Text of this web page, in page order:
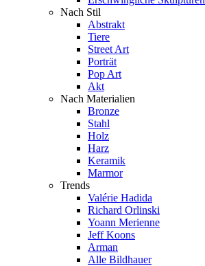
Nach Stil
Abstrakt
Tiere
Street Art
Porträt
Pop Art
Akt
Nach Materialien
Bronze
Stahl
Holz
Harz
Keramik
Marmor
Trends
Valérie Hadida
Richard Orlinski
Yoann Merienne
Jeff Koons
Arman
Alle Bildhauer